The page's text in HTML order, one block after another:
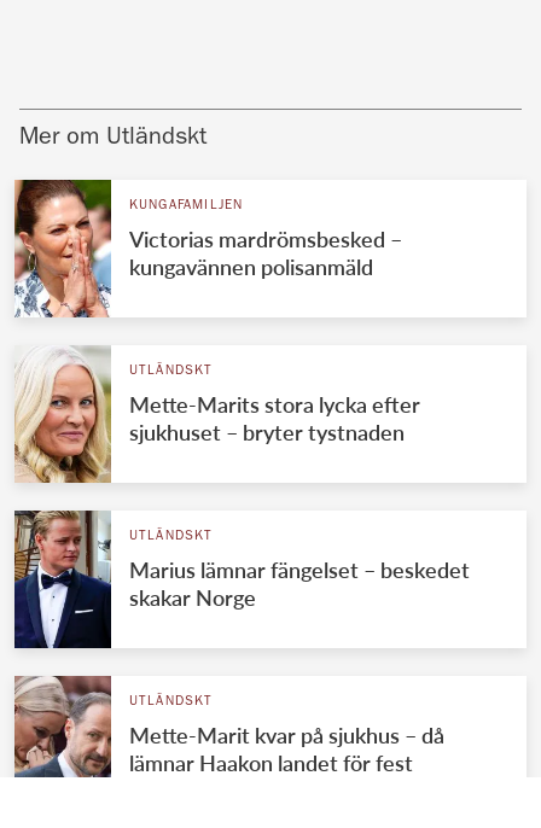
Mer om Utländskt
KUNGAFAMILJEN
Victorias mardrömsbesked –
kungavännen polisanmäld
UTLÄNDSKT
Mette-Marits stora lycka efter
sjukhuset – bryter tystnaden
UTLÄNDSKT
Marius lämnar fängelset – beskedet
skakar Norge
UTLÄNDSKT
Mette-Marit kvar på sjukhus – då
lämnar Haakon landet för fest